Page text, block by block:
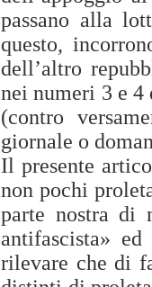
passano alla
questo,
dell’altro
nei numeri 3 e 4
(contro
giornale o
Il presente
non pochi
parte nostra di
antifascista»
rilevare che di